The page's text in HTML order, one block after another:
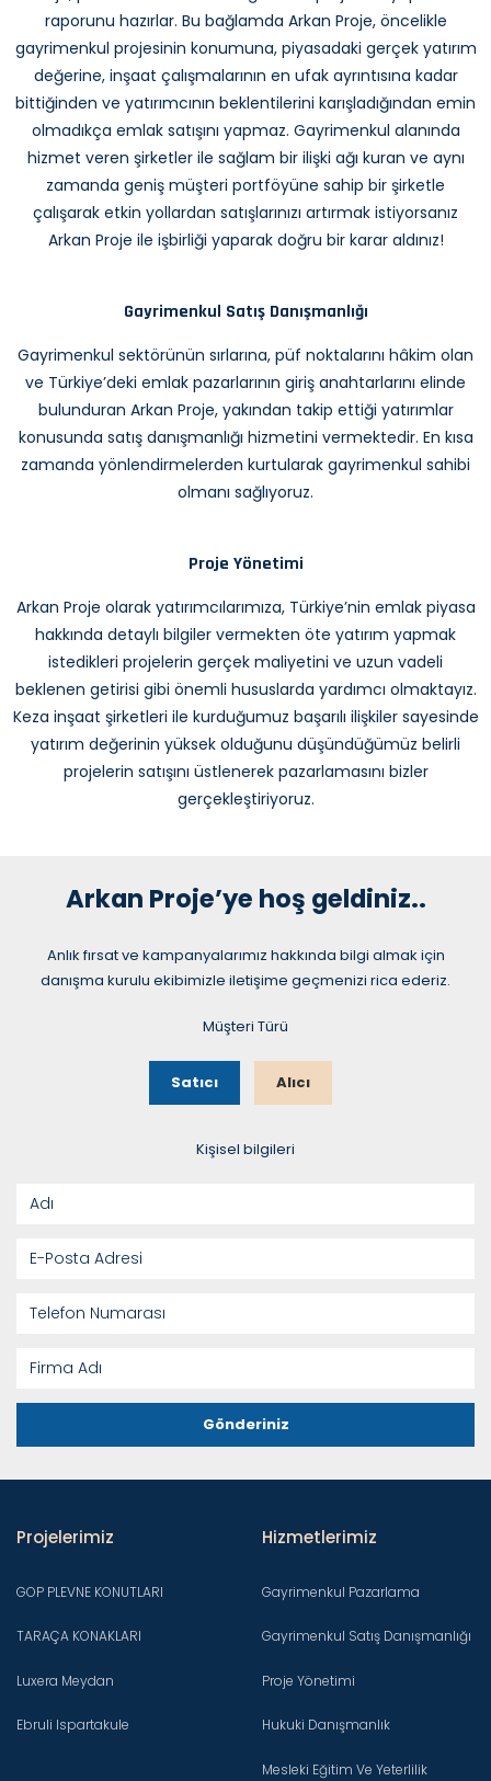
raporunu hazırlar. Bu bağlamda Arkan Proje, öncelikle
gayrimenkul projesinin konumuna, piyasadaki gerçek yatırım
değerine, inşaat çalışmalarının en ufak ayrıntısına kadar
bittiğinden ve yatırımcının beklentilerini karışladığından emin
olmadıkça emlak satışını yapmaz. Gayrimenkul alanında
hizmet veren şirketler ile sağlam bir ilişki ağı kuran ve aynı
zamanda geniş müşteri portföyüne sahip bir şirketle
çalışarak etkin yollardan satışlarınızı artırmak istiyorsanız
Arkan Proje ile işbirliği yaparak doğru bir karar aldınız!
Gayrimenkul Satış Danışmanlığı
Gayrimenkul sektörünün sırlarına, püf noktalarını hâkim olan
ve Türkiye’deki emlak pazarlarının giriş anahtarlarını elinde
bulunduran Arkan Proje, yakından takip ettiği yatırımlar
konusunda satış danışmanlığı hizmetini vermektedir. En kısa
zamanda yönlendirmelerden kurtularak gayrimenkul sahibi
olmanı sağlıyoruz.
Proje Yönetimi
Arkan Proje olarak yatırımcılarımıza, Türkiye’nin emlak piyasa
hakkında detaylı bilgiler vermekten öte yatırım yapmak
istedikleri projelerin gerçek maliyetini ve uzun vadeli
beklenen getirisi gibi önemli hususlarda yardımcı olmaktayız.
Keza inşaat şirketleri ile kurduğumuz başarılı ilişkiler sayesinde
yatırım değerinin yüksek olduğunu düşündüğümüz belirli
projelerin satışını üstlenerek pazarlamasını bizler
gerçekleştiriyoruz.
Arkan Proje’ye hoş geldiniz..
Anlık fırsat ve kampanyalarımız hakkında bilgi almak için
danışma kurulu ekibimizle iletişime geçmenizi rica ederiz.
Müşteri Türü
Satıcı Alıcı
Kişisel bilgileri
Gönderiniz
Projelerimiz
GOP PLEVNE KONUTLARI
TARAÇA KONAKLARI
Luxera Meydan
Ebruli Ispartakule
Hizmetlerimiz
Gayrimenkul Pazarlama
Gayrimenkul Satış Danışmanlığı
Proje Yönetimi
Hukuki Danışmanlık
Mesleki Eğitim Ve Yeterlilik